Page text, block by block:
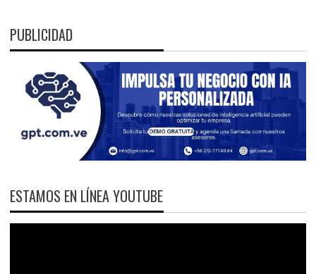
PUBLICIDAD
ESTAMOS EN LÍNEA YOUTUBE